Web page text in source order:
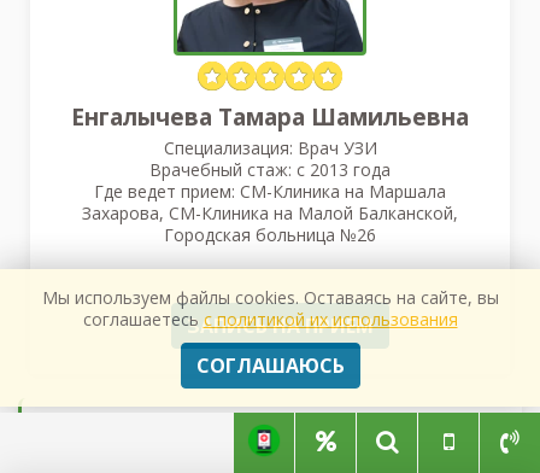
Енгалычева Тамара Шамильевна
Специализация: Врач УЗИ
Врачебный стаж: с 2013 года
Где ведет прием: СМ-Клиника на Маршала
Захарова, СМ-Клиника на Малой Балканской,
Городская больница №26
ЗАПИСЬ НА ПРИЕМ
Диагностический центр Хеликс на Новочеркасском 39 корп.
Мы используем файлы cookies. Оставаясь на сайте, вы
соглашаетесь с политикой их использования
СОГЛАШАЮСЬ